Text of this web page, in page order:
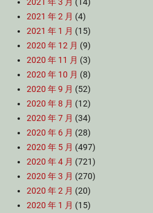
2021 年 2 月 (4)
2021 年 1 月 (15)
2020 年 12 月 (9)
2020 年 11 月 (3)
2020 年 10 月 (8)
2020 年 9 月 (52)
2020 年 8 月 (12)
2020 年 7 月 (34)
2020 年 6 月 (28)
2020 年 5 月 (497)
2020 年 4 月 (721)
2020 年 3 月 (270)
2020 年 2 月 (20)
2020 年 1 月 (15)